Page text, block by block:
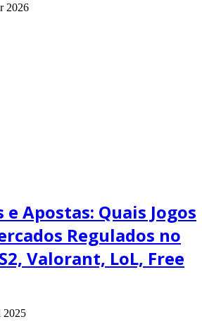
2026
e Apostas: Quais Jogos
Regulados no
Valorant, LoL, Free
2025